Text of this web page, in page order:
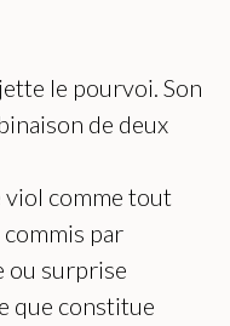
le pourvoi. Son
de deux
comme tout
par
ou surprise
que constitue